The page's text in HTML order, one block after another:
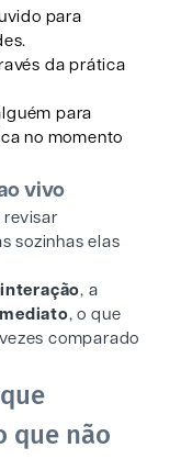
para
da prática
para
no momento
vivo
revisar
sozinhas elas
interação, a
, o que
comparado
que não